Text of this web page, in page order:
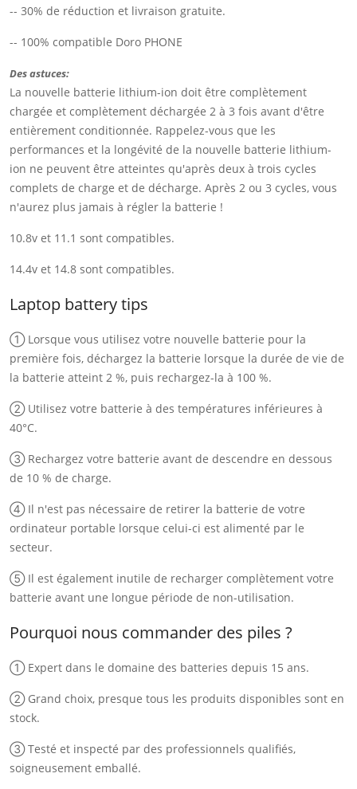
-- 30% de réduction et livraison gratuite.
-- 100% compatible Doro PHONE
Des astuces:
La nouvelle batterie lithium-ion doit être complètement
chargée et complètement déchargée 2 à 3 fois avant d'être
entièrement conditionnée. Rappelez-vous que les
performances et la longévité de la nouvelle batterie lithium-
ion ne peuvent être atteintes qu'après deux à trois cycles
complets de charge et de décharge. Après 2 ou 3 cycles, vous
n'aurez plus jamais à régler la batterie !
10.8v et 11.1 sont compatibles.
14.4v et 14.8 sont compatibles.
Laptop battery tips
① Lorsque vous utilisez votre nouvelle batterie pour la
première fois, déchargez la batterie lorsque la durée de vie de
la batterie atteint 2 %, puis rechargez-la à 100 %.
② Utilisez votre batterie à des températures inférieures à
40°C.
③ Rechargez votre batterie avant de descendre en dessous
de 10 % de charge.
④ Il n'est pas nécessaire de retirer la batterie de votre
ordinateur portable lorsque celui-ci est alimenté par le
secteur.
⑤ Il est également inutile de recharger complètement votre
batterie avant une longue période de non-utilisation.
Pourquoi nous commander des piles ?
① Expert dans le domaine des batteries depuis 15 ans.
② Grand choix, presque tous les produits disponibles sont en
stock.
③ Testé et inspecté par des professionnels qualifiés,
soigneusement emballé.